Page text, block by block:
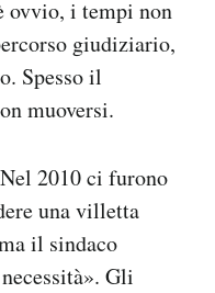
ovvio, i tempi non
giudiziario,
Spesso il
muoversi.
2010 ci furono
una villetta
il sindaco
Gli